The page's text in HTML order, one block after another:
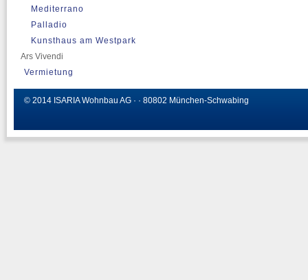
Mediterrano
Palladio
Kunsthaus am Westpark
Ars Vivendi
Vermietung
© 2014 ISARIA Wohnbau AG · · 80802 München-Schwabing